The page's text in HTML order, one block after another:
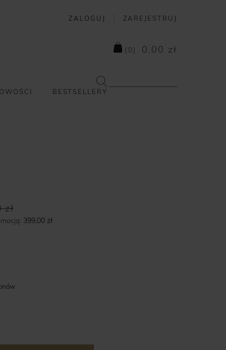
ZALOGUJ ZAREJESTRUJ
( 0 ) 0,00 zł
BESTSELLERY
zł
399,00 zł